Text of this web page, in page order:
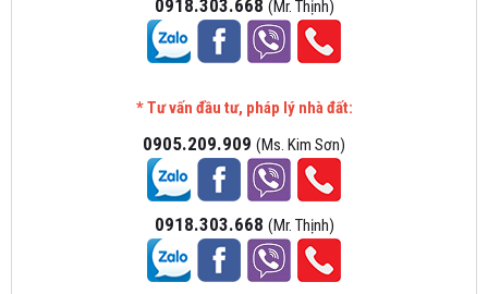
0918.303.668 (Mr. Thịnh)
* Tư vấn đầu tư, pháp lý nhà đất:
0905.209.909 (Ms. Kim Sơn)
0918.303.668 (Mr. Thịnh)